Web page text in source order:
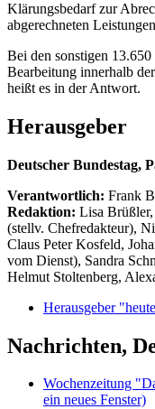
Klärungsbedarf zur
abgerechneten
Bei den sonstigen
Bearbeitung innerhalb
heißt es in der Antwort.
Herausgeber
Deutscher Bundestag,
Verantwortlich: Frank
Redaktion: Lisa
(stellv. Chefredakteur),
Claus Peter Kosfeld,
vom Dienst), Sandra
Helmut Stoltenberg,
Herausgeber
Nachrichten,
Wochenzeitung
ein neues Fenster)